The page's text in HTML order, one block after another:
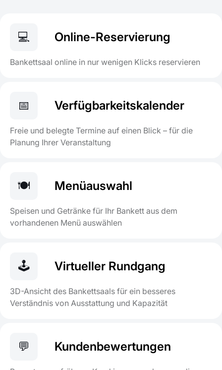
💻 Online-Reservierung
Bankettsaal online in nur wenigen Klicks reservieren
📅 Verfügbarkeitskalender
Freie und belegte Termine auf einen Blick – für die
Planung Ihrer Veranstaltung
🍽️ Menüauswahl
Speisen und Getränke für Ihr Bankett aus dem
vorhandenen Menü auswählen
🕹️ Virtueller Rundgang
3D-Ansicht des Bankettsaals für ein besseres
Verständnis von Ausstattung und Kapazität
💬 Kundenbewertungen